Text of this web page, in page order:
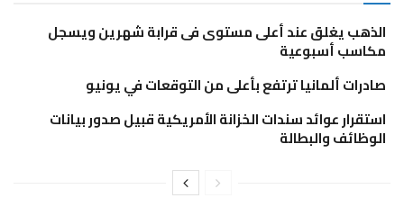
الذهب يغلق عند أعلى مستوى فى قرابة شهرين ويسجل
مكاسب أسبوعية
صادرات ألمانيا ترتفع بأعلى من التوقعات في يونيو
استقرار عوائد سندات الخزانة الأمريكية قبيل صدور بيانات
الوظائف والبطالة